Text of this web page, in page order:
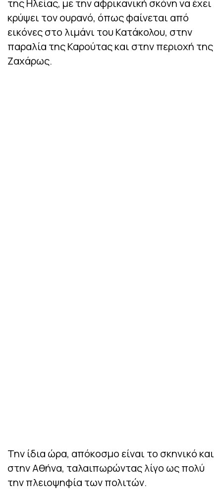
της Ηλείας, με την αφρικανική σκόνη να έχει
κρύψει τον ουρανό, όπως φαίνεται από
εικόνες στο λιμάνι του Κατάκολου, στην
παραλία της Καρούτας και στην περιοχή της
Ζαχάρως.
Την ίδια ώρα, απόκοσμο είναι το σκηνικό και
στην Αθήνα, ταλαιπωρώντας λίγο ως πολύ
την πλειοψηφία των πολιτών.